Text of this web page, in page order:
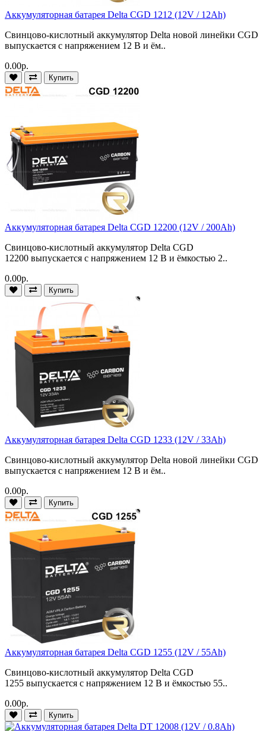
Аккумуляторная батарея Delta CGD 1212 (12V / 12Ah)
Свинцово-кислотный аккумулятор Delta новой линейки CGD
выпускается с напряжением 12 В и ём..
0.00р.
Купить
Аккумуляторная батарея Delta CGD 12200 (12V / 200Ah)
Свинцово-кислотный аккумулятор Delta CGD
12200 выпускается с напряжением 12 В и ёмкостью 2..
0.00р.
Купить
Аккумуляторная батарея Delta CGD 1233 (12V / 33Ah)
Свинцово-кислотный аккумулятор Delta новой линейки CGD
выпускается с напряжением 12 В и ём..
0.00р.
Купить
Аккумуляторная батарея Delta CGD 1255 (12V / 55Ah)
Свинцово-кислотный аккумулятор Delta CGD
1255 выпускается с напряжением 12 В и ёмкостью 55..
0.00р.
Купить